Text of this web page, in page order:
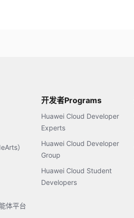
）
体平台
开发者Programs
Huawei Cloud Developer
Experts
Huawei Cloud Developer
Group
Huawei Cloud Student
Developers